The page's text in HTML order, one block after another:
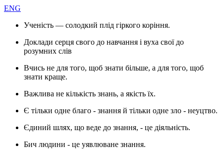
ENG
Ученість — солодкий плід гіркого коріння.
Доклади серця свого до навчання і вуха свої до
розумних слів
Вчись не для того, щоб знати більше, а для того, щоб
знати краще.
Важлива не кількість знань, а якість їх.
Є тільки одне благо - знання й тільки одне зло - неуцтво.
Єдиний шлях, що веде до знання, - це діяльність.
Бич людини - це уявлюване знання.